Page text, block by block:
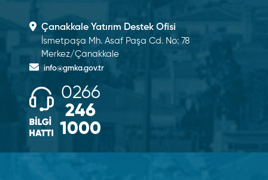
Çanakkale Yatırım Destek Ofisi
İsmetpaşa Mh. Asaf Paşa Cd. No: 78
Merkez/Çanakkale
info@gmka.gov.tr
0266
246
1000